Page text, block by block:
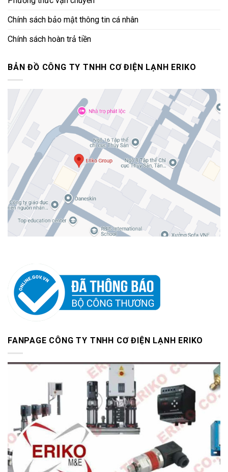
Chính sách bảo mật thông tin cá nhân
Chính sách hoàn trả tiền
BẢN ĐỒ CÔNG TY TNHH CƠ ĐIỆN LẠNH ERIKO
FANPAGE CÔNG TY TNHH CƠ ĐIỆN LẠNH ERIKO